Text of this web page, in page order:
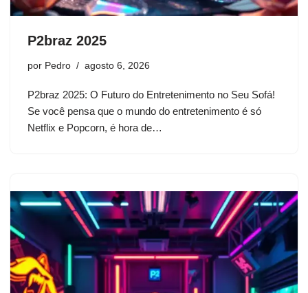
P2braz 2025
por Pedro agosto 6, 2026
P2braz 2025: O Futuro do Entretenimento no Seu Sofá!
Se você pensa que o mundo do entretenimento é só
Netflix e Popcorn, é hora de…